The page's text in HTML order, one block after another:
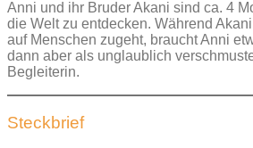
Anni und ihr Bruder Akani sind ca. 4
die Welt zu entdecken. Während
auf Menschen zugeht, braucht Anni
dann aber als unglaublich
Begleiterin.
Steckbrief